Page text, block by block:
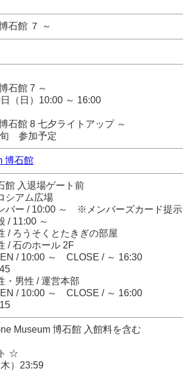
石館 ７ ～
石館 7 ～
（日）10:00 ～ 16:00
石館 8 七夕ライトアップ ～
旬 参加予定
博石館
館 入退場ゲート前
シアム広場
バー / 10:00 ～ ※メンバーズカード提示
～
/ ろうそくとたきぎの部屋
ホール 2F
/ 10:00 ～ CLOSE / ～ 16:30
・男性 / 運営本部
/ 10:00 ～ CLOSE / ～ 16:00
Museum 博石館 入館料を含む
☆
）23:59